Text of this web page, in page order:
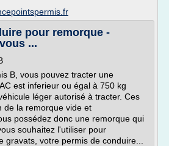
pour remorque -
...
B, vous pouvez tracter une
est inferieur ou égal à 750 kg
léger autorisé à tracter. Ces
de la remorque vide et
possédez donc une remorque qui
souhaitez l'utiliser pour
gravats, votre permis de conduire...